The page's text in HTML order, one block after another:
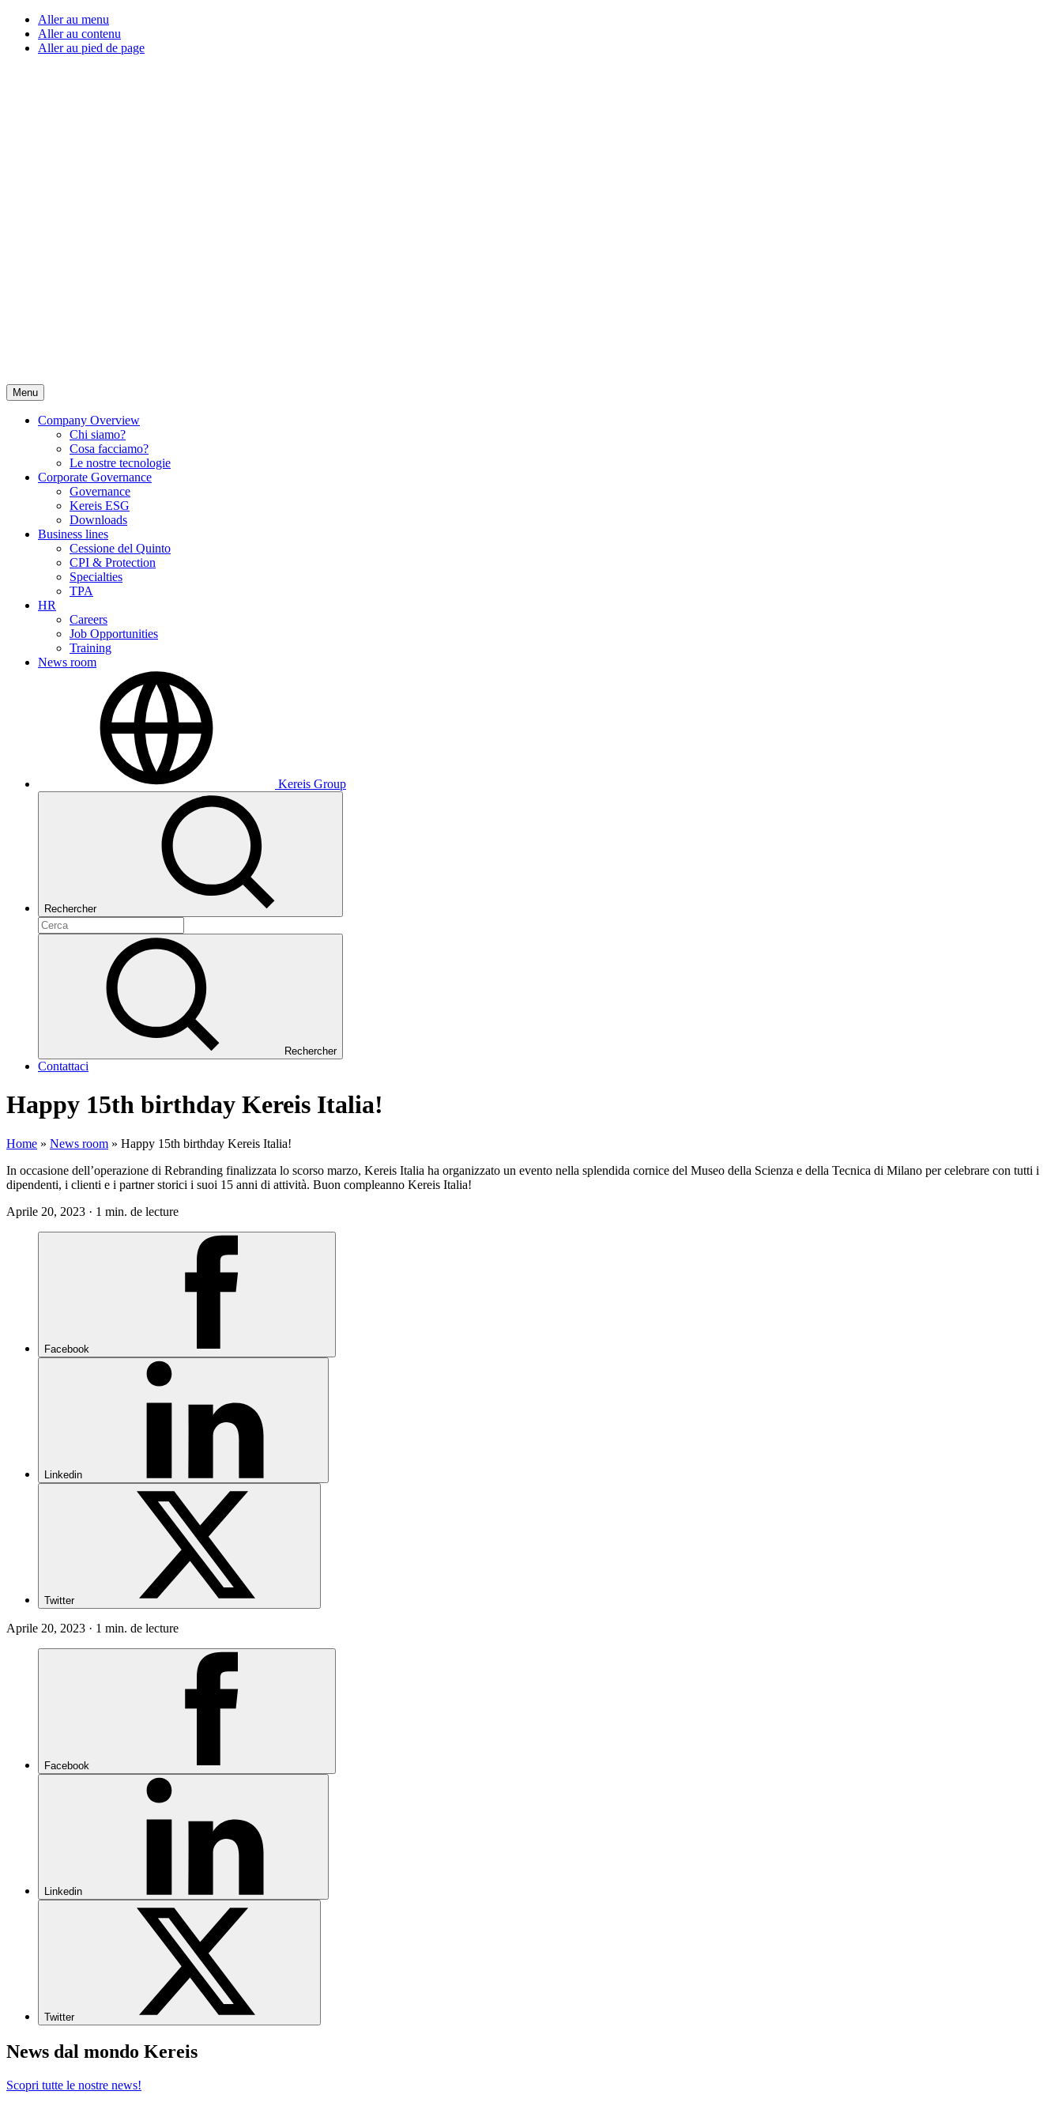
Aller au menu
Aller au contenu
Aller au pied de page
Menu
Company Overview
Chi siamo?
Cosa facciamo?
Le nostre tecnologie
Corporate Governance
Governance
Kereis ESG
Downloads
Business lines
Cessione del Quinto
CPI & Protection
Specialties
TPA
HR
Careers
Job Opportunities
Training
News room
Kereis Group
Rechercher
Rechercher
Contattaci
Happy 15th birthday Kereis Italia!
Home » News room » Happy 15th birthday Kereis Italia!
In occasione dell’operazione di Rebranding finalizzata lo scorso marzo, Kereis Italia ha organizzato un evento nella splendida cornice del Museo della Scienza e della Tecnica di Milano per celebrare con tutti i
dipendenti, i clienti e i partner storici i suoi 15 anni di attività. Buon compleanno Kereis Italia!
Aprile 20, 2023 · 1 min. de lecture
Facebook
Linkedin
Twitter
Aprile 20, 2023 · 1 min. de lecture
Facebook
Linkedin
Twitter
News dal mondo Kereis
Scopri tutte le nostre news!